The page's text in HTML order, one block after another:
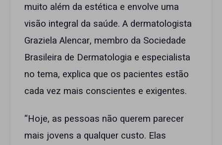
muito além da estética e envolve uma
visão integral da saúde. A dermatologista
Graziela Alencar, membro da Sociedade
Brasileira de Dermatologia e especialista
no tema, explica que os pacientes estão
cada vez mais conscientes e exigentes.
“Hoje, as pessoas não querem parecer
mais jovens a qualquer custo. Elas